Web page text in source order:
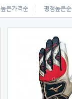
높은가격순 평점높은순